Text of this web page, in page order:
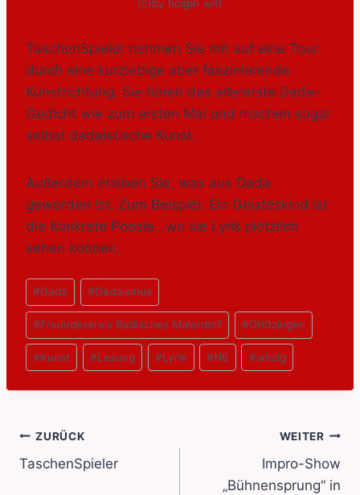
(c)by holger witt
TaschenSpieler nehmen Sie mit auf eine Tour
durch eine kurzlebige aber faszinierende
Kunstrichtung. Sie hören das allererste Dada-
Gedicht wie zum ersten Mal und machen sogar
selbst dadaistische Kunst.
Außerdem erleben Sie, was aus Dada
geworden ist. Zum Beispiel: Ein Geisteskind ist
die Konkrete Poesie…wo sie Lyrik plötzlich
sehen können.
Beitrags
Tags:
#Dada #Dadaismus
#Freundeskreis Badisches Malerdorf #Grötzingen
#Kunst #Lesung #Lyrik #N6 #witzig
Beitragsnavigation
ZURÜCK
TaschenSpieler
WEITER
Impro-Show
„Bühnensprung“ in